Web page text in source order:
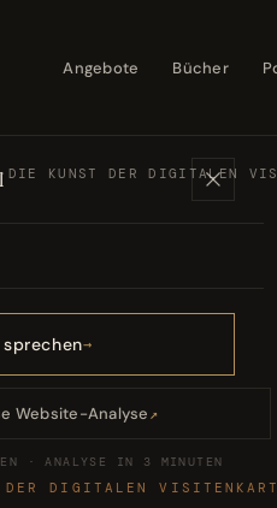
Angebote Bücher
Website-Analyse↗
· ANALYSE IN 3 MINUTEN
· DIE KUNST DER DIGITALEN
DIGITALEN